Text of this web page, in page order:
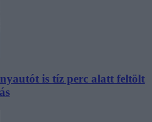
is tíz perc alatt feltölt